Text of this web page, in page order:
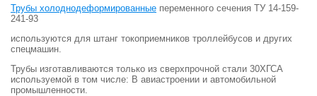
Трубы холоднодеформированные переменного сечения ТУ 14-159-
241-93
используются для штанг токоприемников троллейбусов и других
спецмашин.
Трубы изготавливаются только из сверхпрочной стали 30ХГСА
используемой в том числе: В авиастроении и автомобильной
промышленности.